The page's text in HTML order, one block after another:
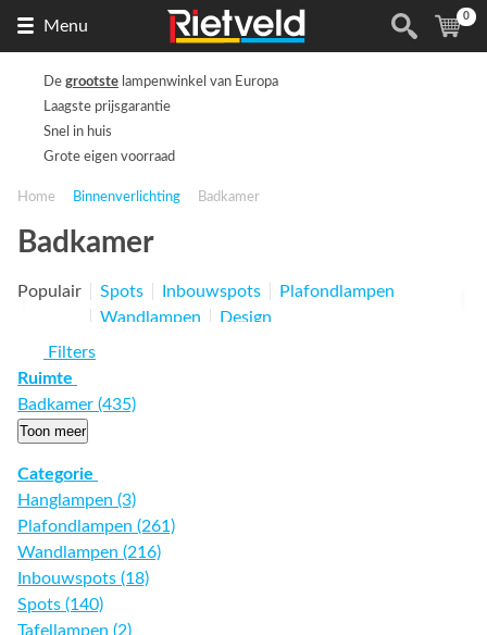
Menu
de
(
0
De grootste lampenwinkel van Europa
Laagste prijsgarantie
Snel in huis
Grote eigen voorraad
Home Binnenverlichting Badkamer
Badkamer
Populair Spots Inbouwspots
Plafondlampen
Wandlampen
Design
Filters
Ruimte
Badkamer (435)
Toon meer
Categorie
Hanglampen (3)
Plafondlampen (261)
Wandlampen (216)
Inbouwspots (18)
Spots (140)
Tafellampen (2)